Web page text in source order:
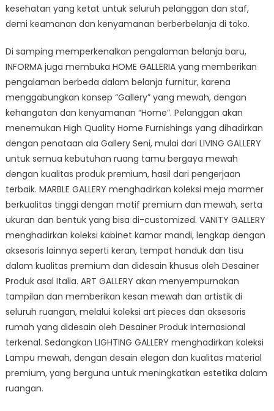
kesehatan yang ketat untuk seluruh pelanggan dan staf,
demi keamanan dan kenyamanan berberbelanja di toko.
Di samping memperkenalkan pengalaman belanja baru,
INFORMA juga membuka HOME GALLERIA yang memberikan
pengalaman berbeda dalam belanja furnitur, karena
menggabungkan konsep “Gallery” yang mewah, dengan
kehangatan dan kenyamanan “Home”. Pelanggan akan
menemukan High Quality Home Furnishings yang dihadirkan
dengan penataan ala Gallery Seni, mulai dari LIVING GALLERY
untuk semua kebutuhan ruang tamu bergaya mewah
dengan kualitas produk premium, hasil dari pengerjaan
terbaik. MARBLE GALLERY menghadirkan koleksi meja marmer
berkualitas tinggi dengan motif premium dan mewah, serta
ukuran dan bentuk yang bisa di-customized. VANITY GALLERY
menghadirkan koleksi kabinet kamar mandi, lengkap dengan
aksesoris lainnya seperti keran, tempat handuk dan tisu
dalam kualitas premium dan didesain khusus oleh Desainer
Produk asal Italia. ART GALLERY akan menyempurnakan
tampilan dan memberikan kesan mewah dan artistik di
seluruh ruangan, melalui koleksi art pieces dan aksesoris
rumah yang didesain oleh Desainer Produk internasional
terkenal. Sedangkan LIGHTING GALLERY menghadirkan koleksi
Lampu mewah, dengan desain elegan dan kualitas material
premium, yang berguna untuk meningkatkan estetika dalam
ruangan.